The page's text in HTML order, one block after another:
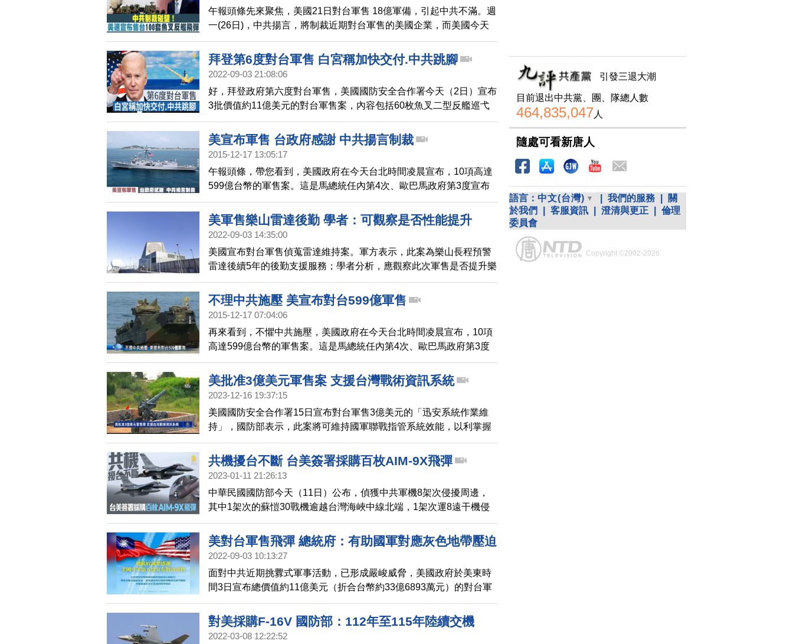
午報頭條先來聚焦，美國21日對台軍售 18億軍備，引起中共不滿。週
一(26日)，中共揚言，將制裁近期對台軍售的美國企業，而美國今天
是再度宣布對台軍售，將出售 100套魚叉反艦飛彈給台灣，總額約
23.7億美元。這也是美方一週來，第2度宣布對台軍售，也是美國總統
川普上任後的第9度軍售。
拜登第6度對台軍售 白宮稱加快交付.中共跳腳
2022-09-03 21:08:06
好，拜登政府第六度對台軍售，美國國防安全合作署今天（2日）宣布
3批價值約11億美元的對台軍售案，內容包括60枚魚叉二型反艦巡弋
飛彈和100枚響尾蛇空對空飛彈，並提供長程預警雷達的後勤與支援
服務。美國國務院已經同意這件軍售案，美國白宮指出，這反映了美
方對台灣防衛需求及中共威脅的評估結果。外媒引述白宮官員指出，
宣布提供給台灣的設備和支援，不會改變區域的基本軍力平衡。不過
中共駐華府大使館發言人劉鵬宇宣稱，這件可能的軍售案「嚴重破
壞」美中關係，要求美方立
美宣布軍售 台政府感謝 中共揚言制裁
2015-12-17 13:05:17
午報頭條，帶您看到，美國政府在今天台北時間凌晨宣布，10項高達
599億台幣的軍售案。這是馬總統任內第4次、歐巴馬政府第3度宣布
對台重大軍售。可望在1個月後正式生效，國防部和總統府都在第一時
間對美方表示感謝。軍售內容包括，2艘派里級巡防艦、AIM-9X響尾
蛇飛彈 的遙測練習彈等項目，強化國軍海上作戰，有效提升台灣自我
武器的企業。
美軍售樂山雷達後勤 學者：可觀察是否性能提升
2022-09-03 14:35:00
美國宣布對台軍售偵蒐雷達維持案。軍方表示，此案為樂山長程預警
雷達後續5年的後勤支援服務；學者分析，應觀察此次軍售是否提升樂
山雷達性能，強化運算速度，增強同時偵蒐敵目標的數目。
不理中共施壓 美宣布對台599億軍售
2015-12-17 07:04:06
再來看到，不懼中共施壓，美國政府在今天台北時間凌晨宣布，10項
高達599億台幣的軍售案。這是馬總統任內第4次、歐巴馬政府第3度
宣布對台重大軍售。可望在1個月後正式生效，國防部和總統府都在第
一時間對美方表示感謝。軍售內容包括，2艘派里級巡防艦、AIM-9X
響尾蛇飛彈 的遙測練習彈等項目，強化國軍海上作戰，有效提升台灣
美批准3億美元軍售案 支援台灣戰術資訊系統
2023-12-16 19:37:15
美國國防安全合作署15日宣布對台軍售3億美元的「迅安系統作業維
持」，國防部表示，此案將可維持國軍聯戰指管系統效能，以利掌握
共同作戰圖像（COP）。
共機擾台不斷 台美簽署採購百枚AIM-9X飛彈
2023-01-11 21:26:13
中華民國國防部今天（11日）公布，偵獲中共軍機8架次侵擾周邊，
其中1架次的蘇愷30戰機逾越台灣海峽中線北端，1架次運8遠干機侵
擾西南防空識別區，還有共艦3艘次，在台海周邊活動。國防部今天公
告，與美國簽署「F-16型機制空武器」採購案，包括1百枚AIM-9X響
尾蛇空對空戰術飛彈，金額約23億9千4百多萬新台幣，分批交運、預
合作署（DSCA）去年9月宣布對台三項軍售之一。
美對台軍售飛彈 總統府：有助國軍對應灰色地帶壓迫
2022-09-03 10:13:27
面對中共近期挑釁式軍事活動，已形成嚴峻威脅，美國政府於美東時
間3日宣布總價值約11億美元（折合台幣約33億6893萬元）的對台軍
售案，內容包括100枚響尾蛇飛彈、60枚魚叉飛彈、監視雷達合約
等。對此，總統府表示，有助於建構台灣應對海空灰色地帶威脅，能
發揮長程飛彈預警最大效益。
對美採購F-16V 國防部：112年至115年陸續交機
2022-03-08 12:22:52
引發三退大潮
目前退出中共黨、團、隊總人數
464,835,047人
隨處可看新唐人
語言： 中文(台灣) 我們的服務
關
於我們
客服資訊 澄清與更正
倫理
委員會
Copyright ©2002-2026